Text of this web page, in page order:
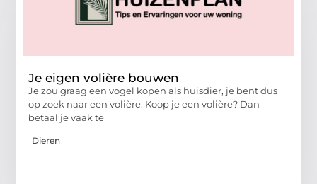
Je eigen volière bouwen
Je zou graag een vogel kopen als huisdier, je bent dus
op zoek naar een volière. Koop je een volière? Dan
betaal je vaak te
Dieren